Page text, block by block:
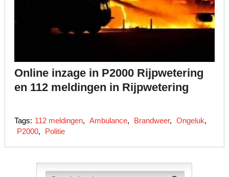
Online inzage in P2000 Rijpwetering
en 112 meldingen in Rijpwetering
Tags: 112 meldingen, Ambulance, Brandweer, Ongeluk,
P2000, Politie